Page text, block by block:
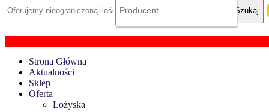
Strona Główna
Aktualności
Sklep
Oferta
Łożyska